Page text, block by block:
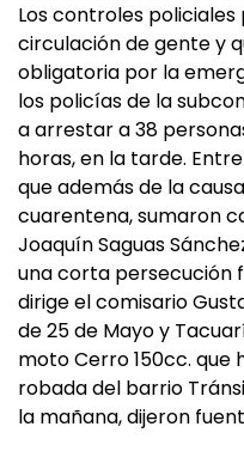
Los controles
circulación de gente y
obligatoria por la
los policías de la
a arrestar a 38
horas, en la tarde.
que además de la
cuarentena, sumaron
Joaquín Saguas
una corta persecución
dirige el comisario
de 25 de Mayo y
moto Cerro 150cc. que
robada del barrio
la mañana, dijeron